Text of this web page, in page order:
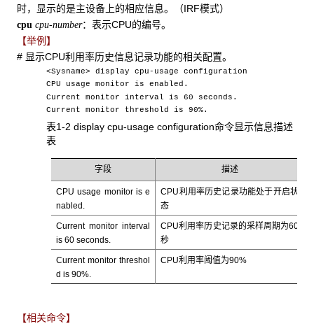
时，显示的是主设备上的相应信息。（IRF模式）
cpu cpu-number：表示CPU的编号。
【举例】
# 显示CPU利用率历史信息记录功能的相关配置。
<Sysname> display cpu-usage configuration
CPU usage monitor is enabled.
Current monitor interval is 60 seconds.
Current monitor threshold is 90%.
表1-2 display cpu-usage configuration命令显示信息描述
表
字段 描述
CPU usage monitor is e
nabled.
CPU利用率历史记录功能处于开启状
态
Current monitor interval
is 60 seconds.
CPU利用率历史记录的采样周期为60
秒
Current monitor threshol
d is 90%.
CPU利用率阈值为90%
【相关命令】